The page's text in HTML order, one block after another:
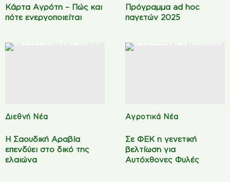
Κάρτα Αγρότη – Πώς και
πότε ενεργοποιείται
Πρόγραμμα ad hoc
παγετών 2025
Διεθνή Νέα
Η Σαουδική Αραβία
επενδύει στο δικό της
ελαιώνα
Αγροτικά Νέα
Σε ΦΕΚ η γενετική
βελτίωση για
Αυτόχθονες Φυλές